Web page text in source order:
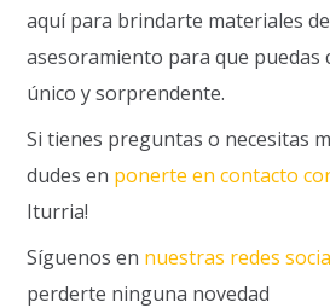
aquí para brindarte materiales
asesoramiento para que puedas
único y sorprendente.
Si tienes preguntas o necesitas
dudes en ponerte en contacto
Iturria!
Síguenos en nuestras redes
perderte ninguna novedad